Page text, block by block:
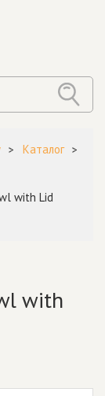
Каталог
with Lid
with